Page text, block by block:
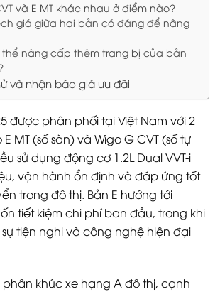
và E MT khác nhau ở điểm nào?
giá giữa hai bản có đáng để nâng
thể nâng cấp thêm trang bị của bản
và nhận báo giá ưu đãi
được phân phối tại Việt Nam với 2
MT (số sàn) và Wigo G CVT (số tự
sử dụng động cơ 1.2L Dual VVT-i
vận hành ổn định và đáp ứng tốt
trong đô thị. Bản E hướng tới
tiết kiệm chi phí ban đầu, trong khi
tiện nghi và công nghệ hiện đại
khúc xe hạng A đô thị, cạnh